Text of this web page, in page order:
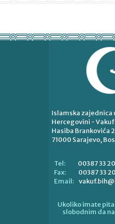
Islamska zajednica
Hercegovini -
Hasiba Brankovića
71000 Sarajevo,
Tel:
00387 33
Fax:
00387 33
Email:
Ukoliko imate
slobodnim da